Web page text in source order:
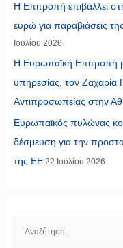
Η Επιτροπή επιβάλλει
ευρώ για παραβιάσεις
Ιουλίου 2026
Η Ευρωπαϊκή Επιτροπή
υπηρεσίας, τον Ζαχαρία
Αντιπροσωπείας στην
Ευρωπαϊκός πυλώνας
δέσμευση για την
της ΕΕ 22 Ιουλίου 2026